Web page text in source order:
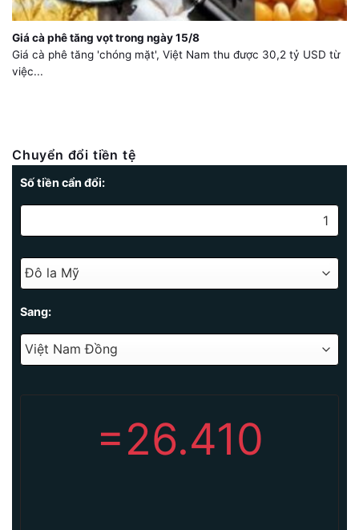
Giá cà phê tăng vọt trong ngày 15/8
Giá cà phê tăng 'chóng mặt', Việt Nam thu được 30,2 tỷ USD từ
việc...
Chuyển đổi tiền tệ
Số tiền cẩn đổi:
Sang:
=26.410